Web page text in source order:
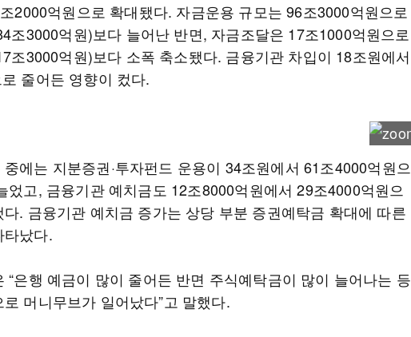
2000억원으로 확대됐다. 자금운용 규모는 96조3000억원으로
조3000억원)보다 늘어난 반면, 자금조달은 17조1000억원으로
조3000억원)보다 소폭 축소됐다. 금융기관 차입이 18조원에서
줄어든 영향이 컸다.
에는 지분증권·투자펀드 운용이 34조원에서 61조4000억원으
었고, 금융기관 예치금도 12조8000억원에서 29조4000억원으
다. 금융기관 예치금 증가는 상당 부분 증권예탁금 확대에 따른
타났다.
“은행 예금이 많이 줄어든 반면 주식예탁금이 많이 늘어나는 등
머니무브가 일어났다”고 말했다.